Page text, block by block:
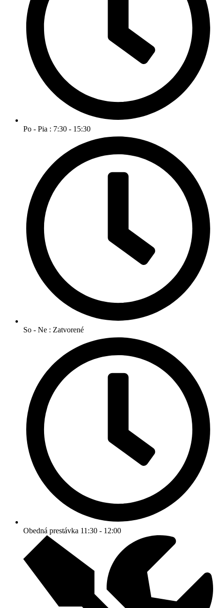
Po - Pia : 7:30 - 15:30
So - Ne : Zatvorené
Obedná prestávka 11:30 - 12:00